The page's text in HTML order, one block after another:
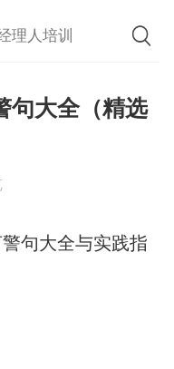
理人培训
句大全（精选
句大全与实践指